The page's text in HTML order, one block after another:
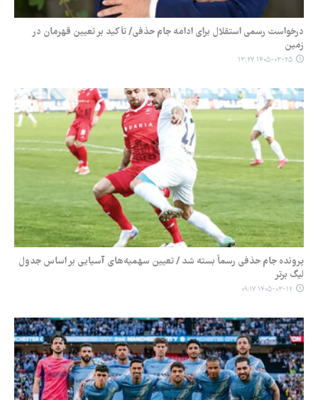
درخواست رسمی استقلال برای ادامه جام حذفی/ تأکید بر تعیین قهرمان در
زمین
۱۴۰۵-۰۳-۲۵ ۱۳:۲۷
پرونده جام حذفی رسماً بسته شد / تعیین سهمیه‌های آسیایی بر اساس جدول
لیگ برتر
۱۴۰۵-۰۳-۱۲ ۰۹:۱۷